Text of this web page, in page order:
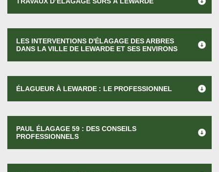
LES INTERVENTIONS D'ÉLAGAGE DES ARBRES
DANS LA VILLE DE LEWARDE ET SES ENVIRONS
ÉLAGUEUR À LEWARDE : LE PROFESSIONNEL
PAUL ÉLAGAGE 59 : DES CONSEILS
PROFESSIONNELS